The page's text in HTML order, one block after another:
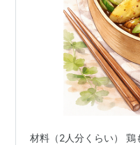
材料（2人分くらい）